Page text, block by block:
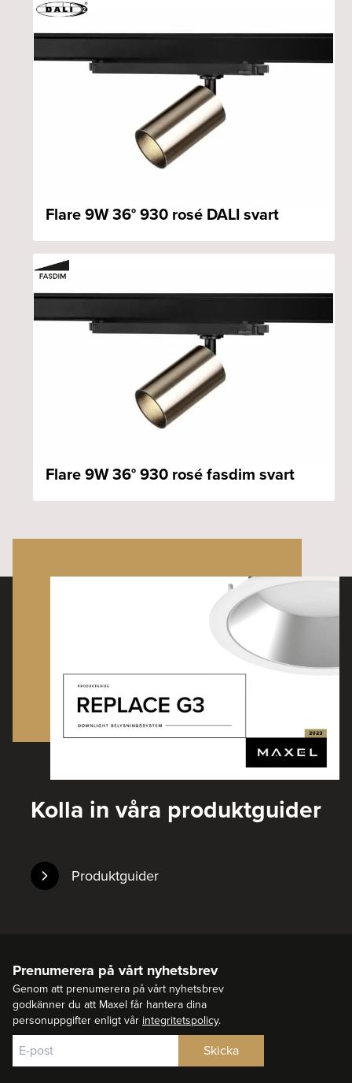
Flare 9W 36° 930 rosé DALI svart
Flare 9W 36° 930 rosé fasdim svart
Kolla in våra produktguider
Produktguider
Prenumerera på vårt nyhetsbrev
Genom att prenumerera på vårt nyhetsbrev
godkänner du att Maxel får hantera dina
personuppgifter enligt vår integritetspolicy.